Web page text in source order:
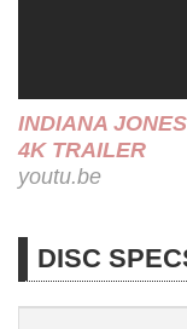
INDIANA
4K TRAILER
youtu.be
DISC